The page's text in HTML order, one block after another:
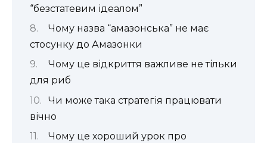
“безстатевим ідеалом”
Чому назва “амазонська” не має
стосунку до Амазонки
Чому це відкриття важливе не тільки
для риб
Чи може така стратегія працювати
вічно
Чому це хороший урок про